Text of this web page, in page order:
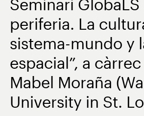
Seminari GlobaLS
periferia. La
sistema-mundo y
espacial”, a
Mabel Moraña
University in St.